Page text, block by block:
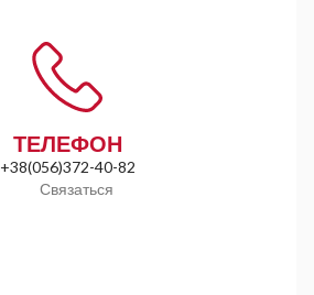
ТЕЛЕФОН
+38(056)372-40-82
Связаться